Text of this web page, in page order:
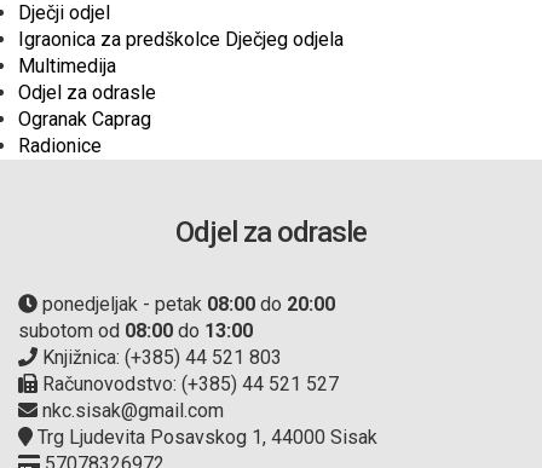
Dječji odjel
Igraonica za predškolce Dječjeg odjela
Multimedija
Odjel za odrasle
Ogranak Caprag
Radionice
Odjel za odrasle
ponedjeljak - petak 08:00 do 20:00
subotom od 08:00 do 13:00
Knjižnica: (+385) 44 521 803
Računovodstvo: (+385) 44 521 527
nkc.sisak@gmail.com
Trg Ljudevita Posavskog 1, 44000 Sisak